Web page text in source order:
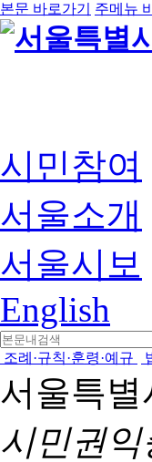
본문 바로가기 주메뉴
시민참여
서울소개
서울시보
English
조례·규칙·훈령·예규
서울특
시민권